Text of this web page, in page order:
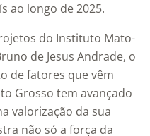
ao longo de 2025.
do Instituto Mato-
de Jesus Andrade, o
de fatores que vêm
Grosso tem avançado
valorização da sua
não só a força da